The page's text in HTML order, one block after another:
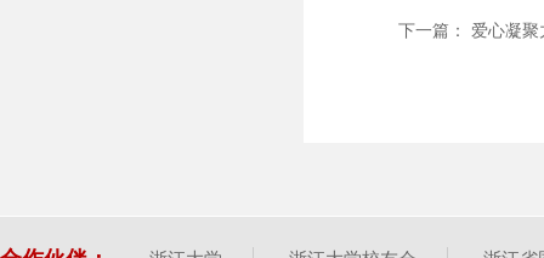
下一篇： 爱心凝